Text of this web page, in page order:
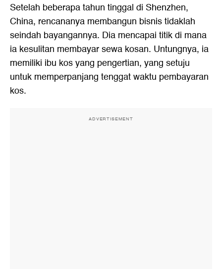
Setelah beberapa tahun tinggal di Shenzhen,
China, rencananya membangun bisnis tidaklah
seindah bayangannya. Dia mencapai titik di mana
ia kesulitan membayar sewa kosan. Untungnya, ia
memiliki ibu kos yang pengertian, yang setuju
untuk memperpanjang tenggat waktu pembayaran
kos.
ADVERTISEMENT